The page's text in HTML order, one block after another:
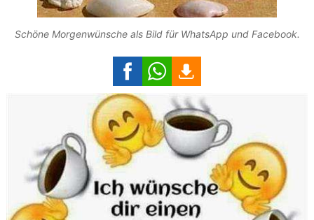
Schöne Morgenwünsche als Bild für WhatsApp und Facebook.